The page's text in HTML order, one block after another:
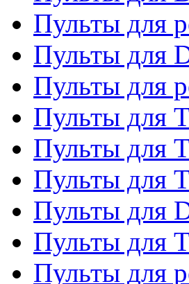
Пульты для
Пульты для
Пульты для
Пульты для
Пульты для
Пульты для
Пульты для
Пульты для
Пульты для